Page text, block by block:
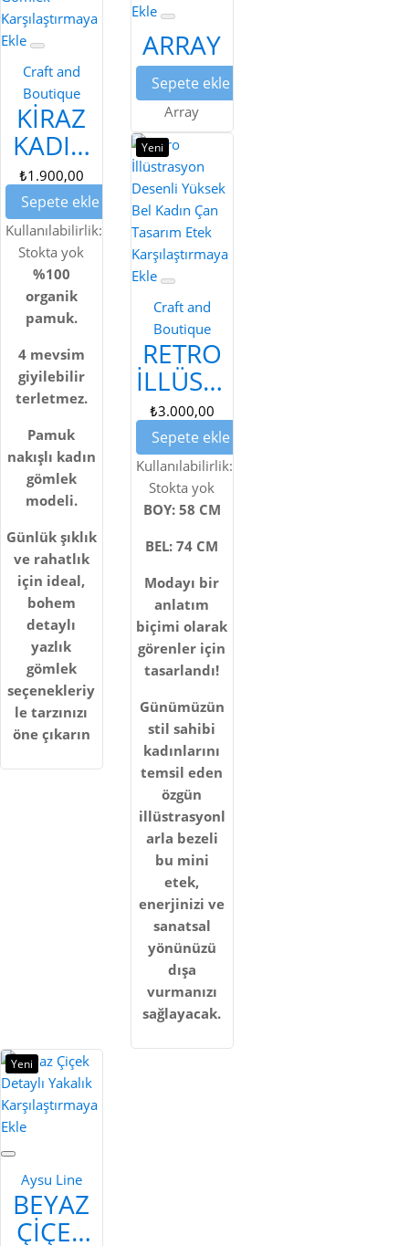
Karşılaştırmaya
Ekle
Craft and
Boutique
KIRAZ
KADIN
GÖMLEK
₺1.900,00
Sepete ekle
Kullanılabilirlik:
Stokta yok
%100
organik
pamuk.
4 mevsim
giyilebilir
terletmez.
Pamuk
nakışlı kadın
gömlek
modeli.
Günlük şıklık
ve rahatlık
için ideal,
bohem
detaylı
yazlık
gömlek
seçenekleriy
le tarzınızı
öne çıkarın
Ekle
ARRAY
Sepete ekle
Array
Yeni
Karşılaştırmaya
Ekle
Craft and
Boutique
RETRO
İLLÜSTRASYON
DESENLI
YÜKSEK
BEL
KADIN
ÇAN
TASARIM
ETEK
₺3.000,00
Sepete ekle
Kullanılabilirlik:
Stokta yok
BOY: 58 CM
BEL: 74 CM
Modayı bir
anlatım
biçimi olarak
görenler için
tasarlandı!
Günümüzün
stil sahibi
kadınlarını
temsil eden
özgün
illüstrasyonl
arla bezeli
bu mini
etek,
enerjinizi ve
sanatsal
yönünüzü
dışa
vurmanızı
sağlayacak.
Yeni
Karşılaştırmaya
Ekle
Aysu Line
BEYAZ
ÇIÇEK